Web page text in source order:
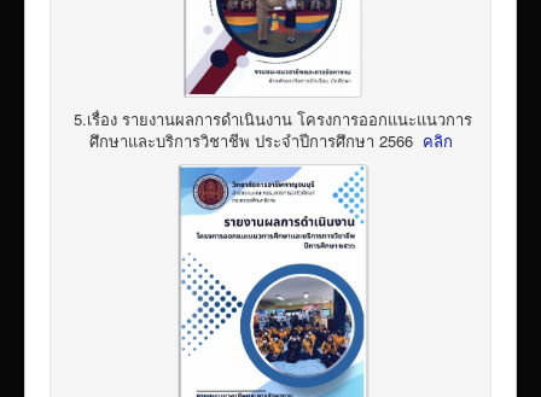
5.เรื่อง รายงานผลการดำเนินงาน โครงการออกแนะแนวการ
ศึกษาและบริการวิชาชีพ ประจำปีการศึกษา 2566 คลิก